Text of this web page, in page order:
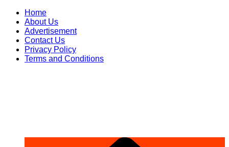
Skip
content
Home
About Us
Advertisement
Contact Us
Privacy Policy
Terms and Conditions